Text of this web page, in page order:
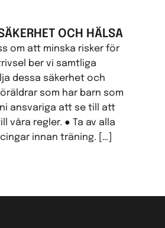
OCH HÄLSA
om att minska risker för
ber vi samtliga
dessa säkerhet och
som har barn som
ansvariga att se till att
våra regler. ● Ta av alla
innan träning. […]